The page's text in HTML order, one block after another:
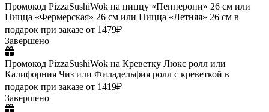
Промокод PizzaSushiWok на пиццу «Пепперони» 26 см или
Пицца «Фермерская» 26 см или Пицца «Летняя» 26 см в
подарок при заказе от 1479₽
Завершено
Промокод PizzaSushiWok на Креветку Люкс ролл или
Калифорния Чиз или Филадельфия ролл с креветкой в
подарок при заказе от 1419₽
Завершено